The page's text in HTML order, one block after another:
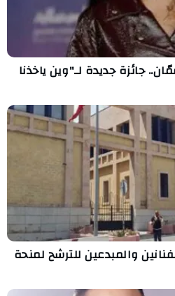
جائزة جديدة لـ"وين ياخذنا
والمبدعين للترشح لمنحة